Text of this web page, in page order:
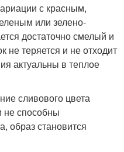
с красным,
или зелено-
достаточно смелый и
не теряется и не отходит
актуальны в теплое
сливового цвета
не способны
образ становится